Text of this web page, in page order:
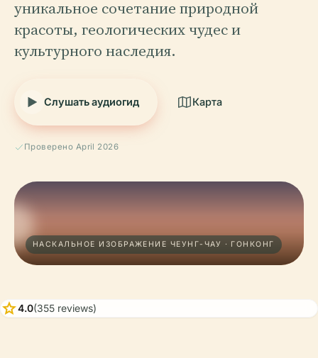
уникальное сочетание природной
красоты, геологических чудес и
культурного наследия.
Слушать аудиогид Карта
Проверено April 2026
НАСКАЛЬНОЕ ИЗОБРАЖЕНИЕ ЧЕУНГ-ЧАУ · ГОНКОНГ
star4.0(355 reviews)